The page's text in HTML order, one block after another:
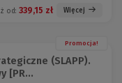
od: 339,15 zł Więcej
Promocja!
(SLAPP).
[PR...